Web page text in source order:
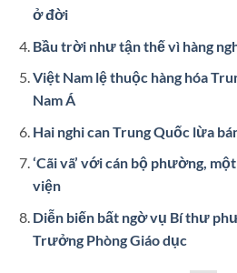
ở đời
Bầu trời như tận thế vì hàng
Việt Nam lệ thuộc hàng hóa
Nam Á
Hai nghi can Trung Quốc lừa
‘Cãi vã’ với cán bộ phường,
viện
Diễn biến bất ngờ vụ Bí thư
Trưởng Phòng Giáo dục